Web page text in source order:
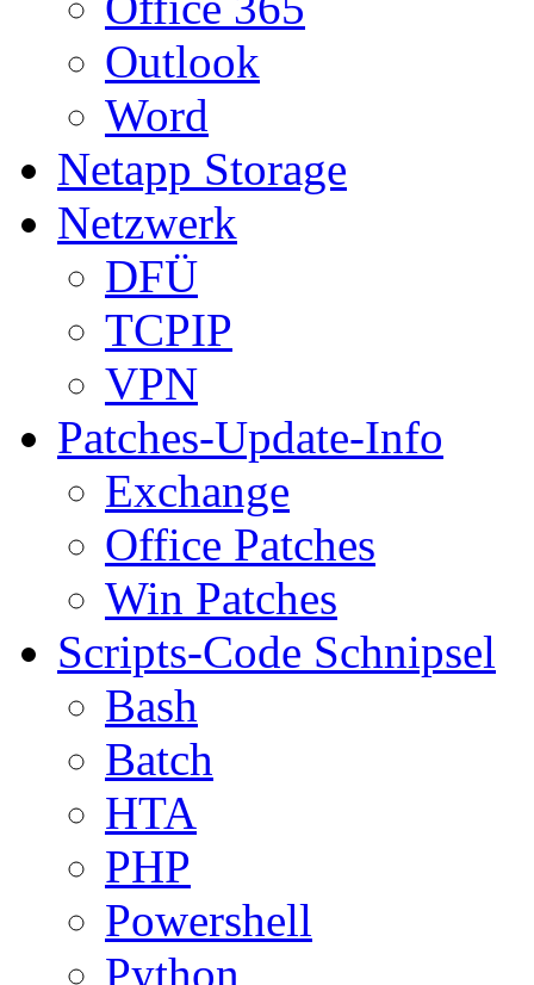
Outlook
Word
Netapp Storage
Netzwerk
DFÜ
TCPIP
VPN
Patches-Update-Info
Exchange
Office Patches
Win Patches
Scripts-Code Schnipsel
Bash
Batch
HTA
PHP
Powershell
Python